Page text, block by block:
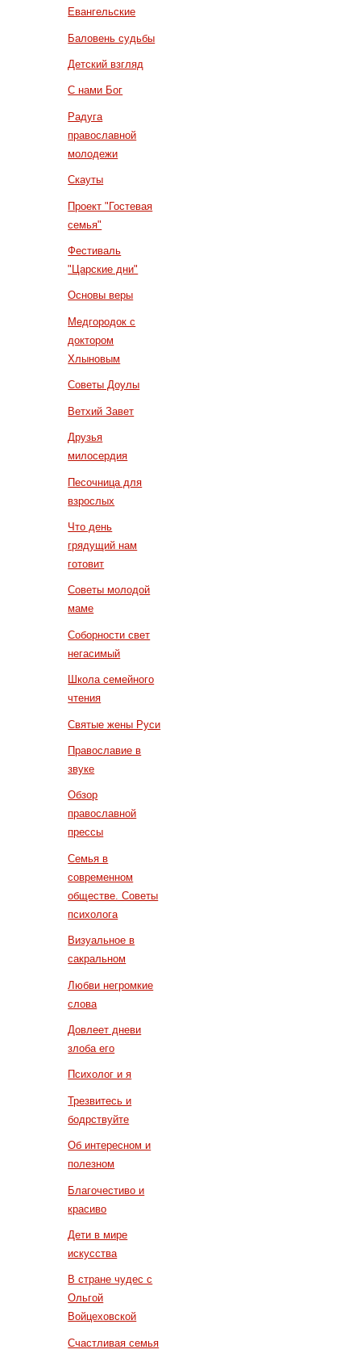
Евангельские
Баловень судьбы
Детский взгляд
С нами Бог
Радуга
православной
молодежи
Скауты
Проект "Гостевая
семья"
Фестиваль
"Царские дни"
Основы веры
Медгородок с
доктором
Хлыновым
Советы Доулы
Ветхий Завет
Друзья
милосердия
Песочница для
взрослых
Что день
грядущий нам
готовит
Советы молодой
маме
Соборности свет
негасимый
Школа семейного
чтения
Святые жены Руси
Православие в
звуке
Обзор
православной
прессы
Семья в
современном
обществе. Советы
психолога
Визуальное в
сакральном
Любви негромкие
слова
Довлеет дневи
злоба его
Психолог и я
Трезвитесь и
бодрствуйте
Об интересном и
полезном
Благочестиво и
красиво
Дети в мире
искусства
В стране чудес с
Ольгой
Войцеховской
Счастливая семья